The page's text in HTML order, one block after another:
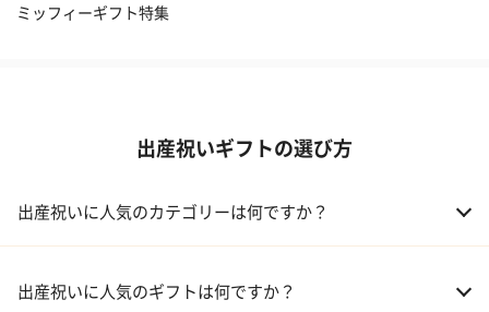
ミッフィーギフト特集
出産祝いギフトの選び方
出産祝いに人気のカテゴリーは何ですか？
出産祝いに人気のギフトは何ですか？